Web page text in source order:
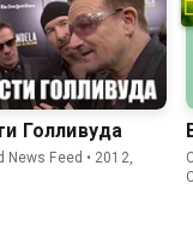
Голливуда
News Feed • 2012,